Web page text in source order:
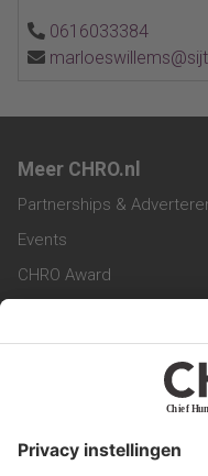
0616033384
Meer CHRO.nl
Partnerships &
Events
CHRO Award
CHRO Magazine
Service & Contact
Werken bij ons